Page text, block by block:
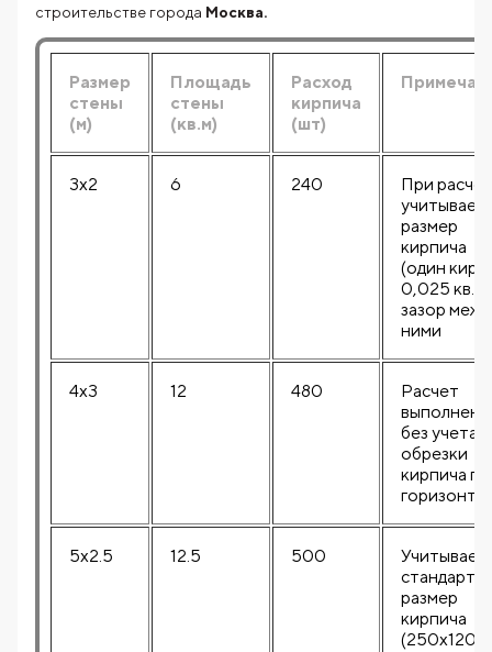
строительстве города Москва.
Размер
стены
(м)
Площадь
стены
(кв.м)
Расход
кирпича
(шт)
3x2 6 240
При
размер
кирпича
(один
0,025
зазор
ними
4x3 12 480
Расчет
выполнен
без учета
обрезки
кирпича по
5x2.5 12.5 500
размер
кирпича
(250x120